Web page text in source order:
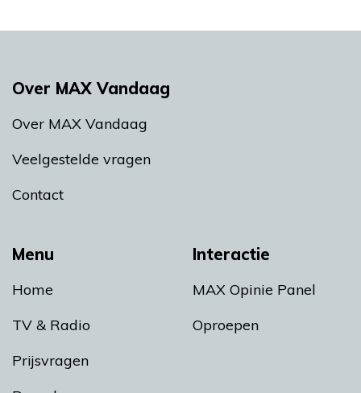
Menu
Home
TV & Radio
Prijsvragen
Interactie
MAX Opinie Panel
Oproepen
Over MAX Vandaag
Over MAX Vandaag
Veelgestelde vragen
Contact